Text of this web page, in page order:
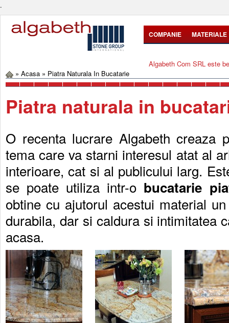
.
COMPANIE MATERIALE
Algabeth Com SRL este
» Acasa » Piatra Naturala In Bucatarie
Piatra naturala in
O recenta lucrare Algabeth creaza
tema care va starni interesul atat al
interioare, cat si al publicului larg.
se poate utiliza intr-o bucatarie
obtine cu ajutorul acestui material
durabila, dar si caldura si intimitatea
acasa.